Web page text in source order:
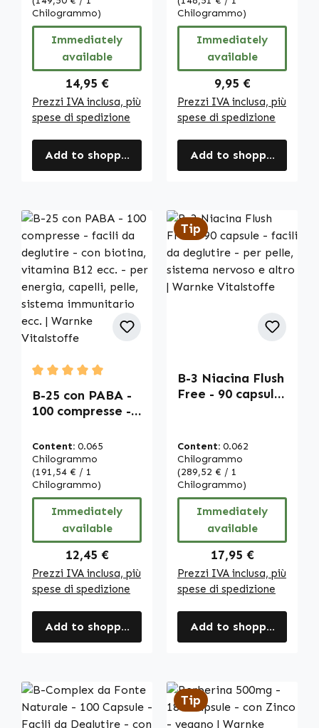
denti e altro -
vegano | Warnke
Vitalstoffe
Chilogrammo)
Immediately
available
Regular price:
14,95 €
Prezzi IVA inclusa, più
spese di spedizione
Add to shopping cart
energia e molto
altro | Warnke
Vitalstoffe
Chilogrammo)
Immediately
available
Regular price:
9,95 €
Prezzi IVA inclusa, più
spese di spedizione
Add to shopping cart
Average rating of 5 out of 5 stars
B-25 con PABA -
100 compresse -
deglutire - con
biotina, vitamina
B12 ecc. - per
energia, capelli,
pelle, sistema
immunitario ecc.
| Warnke
Vitalstoffe
Content: 0.065
Chilogrammo
(191,54 € / 1
Chilogrammo)
Immediately
available
Regular price:
12,45 €
Prezzi IVA inclusa, più
spese di spedizione
Add to shopping cart
Tip
B-3 Niacina Flush
Free - 90 capsule
pelle, sistema
nervoso e altro |
Warnke
Vitalstoffe
Content: 0.062
Chilogrammo
(289,52 € / 1
Chilogrammo)
Immediately
available
Regular price:
17,95 €
Prezzi IVA inclusa, più
spese di spedizione
Add to shopping cart
Tip